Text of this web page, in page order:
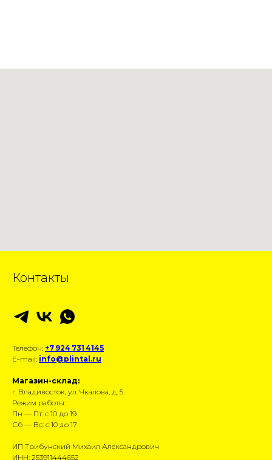
Контакты
Телефон: +7 924 731 4145
E-mail: info@plintal.ru
Магазин-склад:
г. Владивосток, ул. Чкалова, д. 5.
Режим работы:
Пн — Пт: с 10 до 19
Сб — Вс: с 10 до 17
ИП Трибунский Михаил Александрович
ИНН: 253911444652